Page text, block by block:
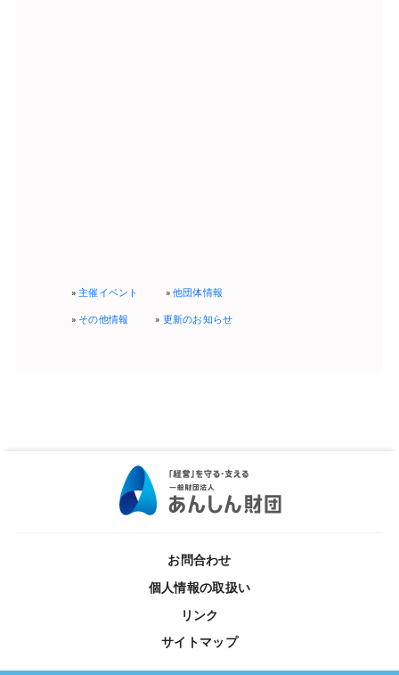
主催イベント 他団体情報
その他情報 更新のお知らせ
お問合わせ
個人情報の取扱い
リンク
サイトマップ